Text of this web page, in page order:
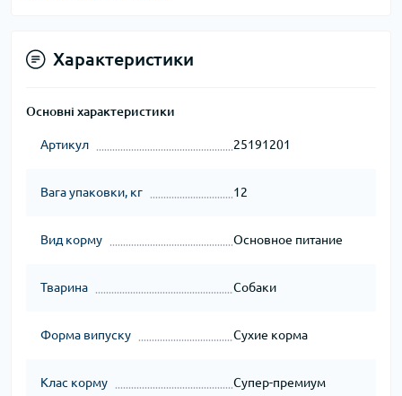
Характеристики
Основні характеристики
Артикул 25191201
Вага упаковки, кг 12
Вид корму Основное питание
Тварина Собаки
Форма випуску Сухие корма
Клас корму Супер-премиум